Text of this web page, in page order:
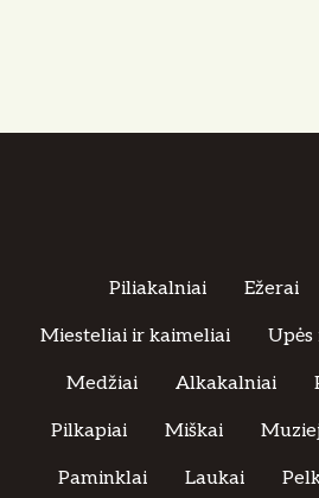
Piliakalniai Ežerai
Miesteliai ir kaimeliai
Medžiai Alkakalniai
Pilkapiai Miškai
Paminklai Laukai